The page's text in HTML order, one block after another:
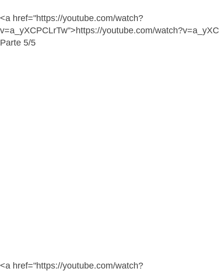
<a href="https://youtube.com/watch?
v=a_yXCPCLrTw">https://youtube.com/
Parte 5/5
<a href="https://youtube.com/watch?